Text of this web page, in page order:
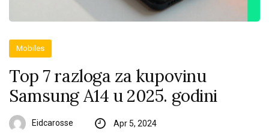
Mobiles
Top 7 razloga za kupovinu
Samsung A14 u 2025. godini
Eidcarosse Apr 5, 2024